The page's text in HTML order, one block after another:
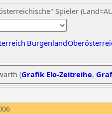
Spieler
Burgenland
(Grafik Elo-Zeitreihe,